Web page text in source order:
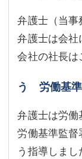
債務整理
マスコミ取材・
東京事務所 (
埼玉事務所 (
川口事務所（
マスコミ取材・
アクセス
埼玉事務所 (
川口事務所（
お問い合せフォー
弁護士（当事
弁護士は会社
会社の社長は
う 労働基
弁護士は労働
労働基準監督
う指導しまし